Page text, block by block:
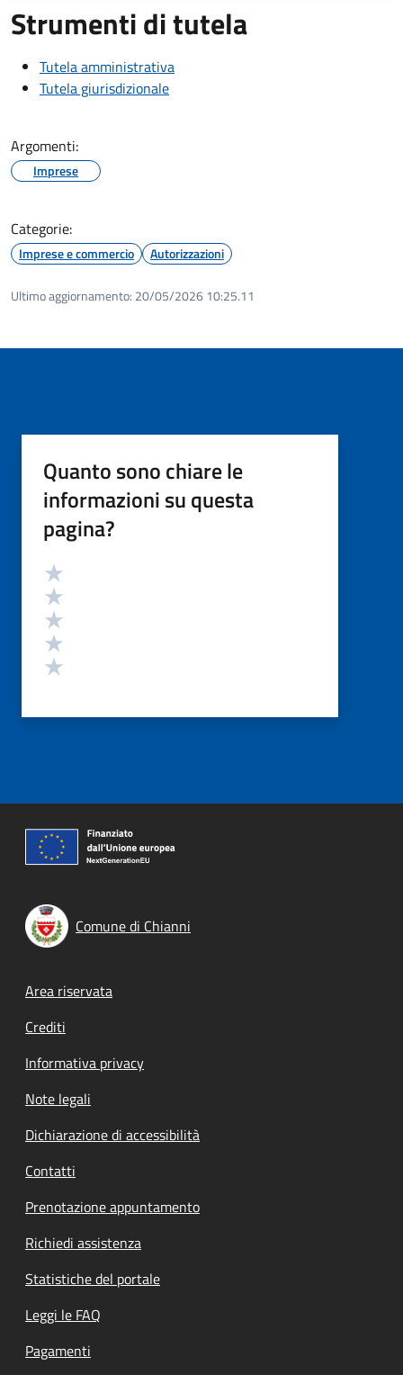
Strumenti di tutela
Tutela amministrativa
Tutela giurisdizionale
Argomenti:
Imprese
Categorie:
Imprese e commercio Autorizzazioni
Ultimo aggiornamento: 20/05/2026 10:25.11
Quanto sono chiare le
informazioni su questa
pagina?
Valutazione
Comune di Chianni
Footer menu
Area riservata
Crediti
Informativa privacy
Note legali
Dichiarazione di accessibilità
Contatti
Prenotazione appuntamento
Richiedi assistenza
Statistiche del portale
Leggi le FAQ
Pagamenti